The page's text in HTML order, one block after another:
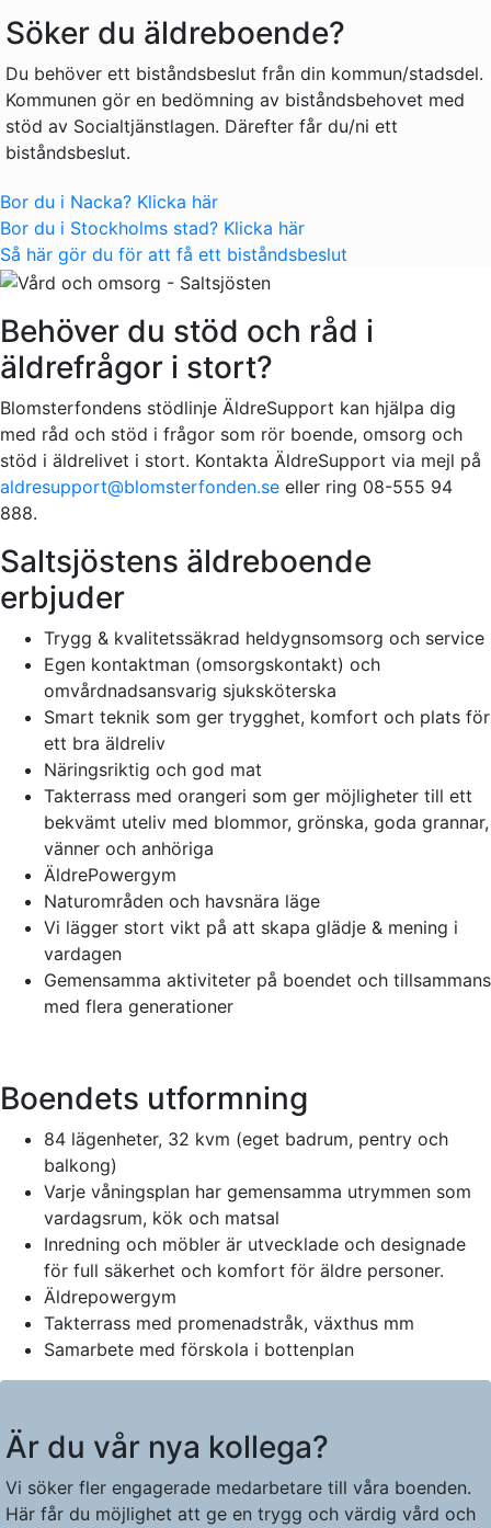
Söker du äldreboende?
Du behöver ett biståndsbeslut från din kommun/stadsdel.
Kommunen gör en bedömning av biståndsbehovet med
stöd av Socialtjänstlagen. Därefter får du/ni ett
biståndsbeslut.
Bor du i Nacka? Klicka här
Bor du i Stockholms stad? Klicka här
Så här gör du för att få ett biståndsbeslut
Behöver du stöd och råd i
äldrefrågor i stort?
Blomsterfondens stödlinje ÄldreSupport kan hjälpa dig
med råd och stöd i frågor som rör boende, omsorg och
stöd i äldrelivet i stort. Kontakta ÄldreSupport via mejl på
aldresupport@blomsterfonden.se eller ring 08-555 94
888.
Saltsjöstens äldreboende
erbjuder
Trygg & kvalitetssäkrad heldygnsomsorg och service
Egen kontaktman (omsorgskontakt) och
omvårdnadsansvarig sjuksköterska
Smart teknik som ger trygghet, komfort och plats för
ett bra äldreliv
Näringsriktig och god mat
Takterrass med orangeri som ger möjligheter till ett
bekvämt uteliv med blommor, grönska, goda grannar,
vänner och anhöriga
ÄldrePowergym
Naturområden och havsnära läge
Vi lägger stort vikt på att skapa glädje & mening i
vardagen
Gemensamma aktiviteter på boendet och tillsammans
med flera generationer
Boendets utformning
84 lägenheter, 32 kvm (eget badrum, pentry och
balkong)
Varje våningsplan har gemensamma utrymmen som
vardagsrum, kök och matsal
Inredning och möbler är utvecklade och designade
för full säkerhet och komfort för äldre personer.
Äldrepowergym
Takterrass med promenadstråk, växthus mm
Samarbete med förskola i bottenplan
Är du vår nya kollega?
Vi söker fler engagerade medarbetare till våra boenden.
Här får du möjlighet att ge en trygg och värdig vård och